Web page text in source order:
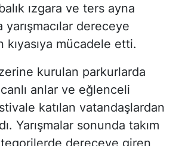
ızgara ve ters ayna
yarışmacılar dereceye
mücadele etti.
kurulan parkurlarda
anlar ve eğlenceli
katılan vatandaşlardan
Yarışmalar sonunda takım
dereceye giren